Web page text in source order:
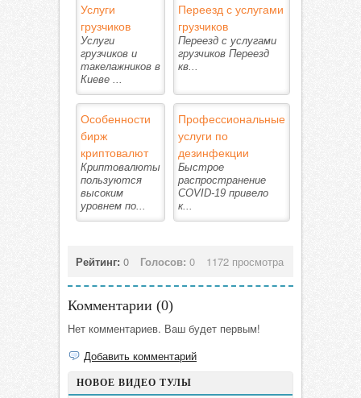
Услуги
грузчиков
Услуги
грузчиков и
такелажников в
Киеве ...
Переезд с услугами
грузчиков
Переезд с услугами
грузчиков Переезд
кв...
Особенности
бирж
криптовалют
Криптовалюты
пользуются
высоким
уровнем по...
Профессиональные
услуги по
дезинфекции
Быстрое
распространение
COVID-19 привело
к...
Рейтинг: 0 Голосов: 0 1172 просмотра
Комментарии (0)
Нет комментариев. Ваш будет первым!
Добавить комментарий
НОВОЕ ВИДЕО ТУЛЫ